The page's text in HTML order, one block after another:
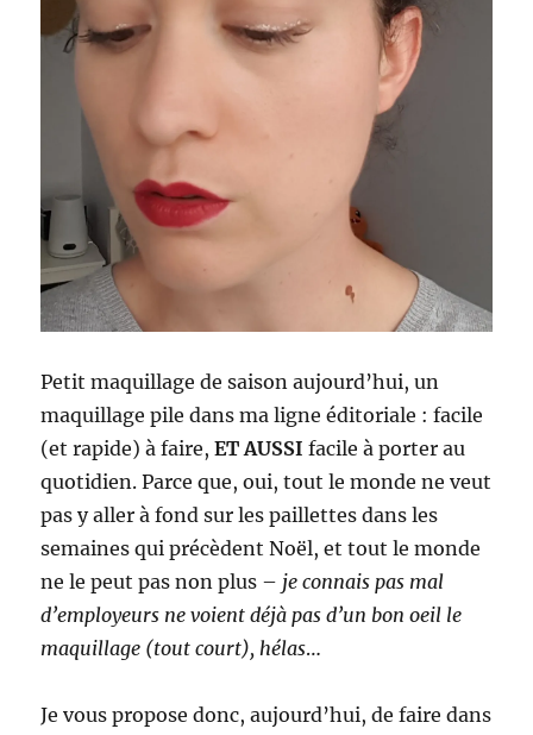
Petit maquillage de saison aujourd’hui, un
maquillage pile dans ma ligne éditoriale : facile
(et rapide) à faire,ET AUSSI facile à porter au
quotidien. Parce que, oui, tout le monde ne veut
pas y aller à fond sur les paillettes dans les
semaines qui précèdent Noël, et tout le monde
ne le peut pas non plus – je connais pas mal
d’employeurs ne voient déjà pas d’un bon oeil le
maquillage (tout court), hélas…
Je vous propose donc, aujourd’hui, de faire dans